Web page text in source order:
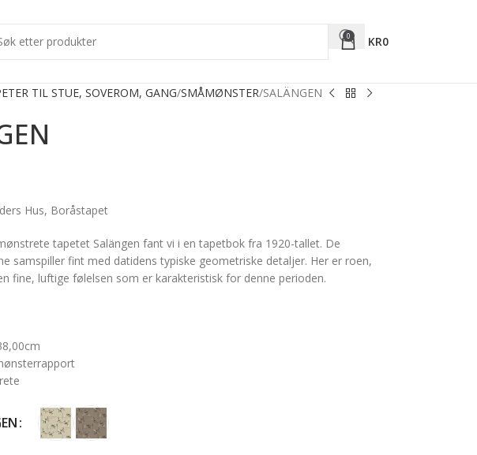
0 KR0
TIL STUE, SOVEROM, GANG SMÅMØNSTER SALÄNGEN
Hus, Boråstapet
tapetet Salängen fant vi i en tapetbok fra 1920-tallet. De
samspiller fint med datidens typiske geometriske detaljer. Her er roen,
fine, luftige følelsen som er karakteristisk for denne perioden.